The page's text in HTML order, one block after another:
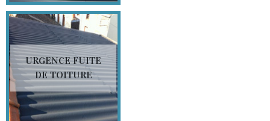
URGENCE FUITE
DE TOITURE